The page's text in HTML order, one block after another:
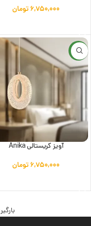
۶,۷۵۰,۰۰۰تومان
جدید
آویز کریستالی Anika
۶,۷۵۰,۰۰۰تومان